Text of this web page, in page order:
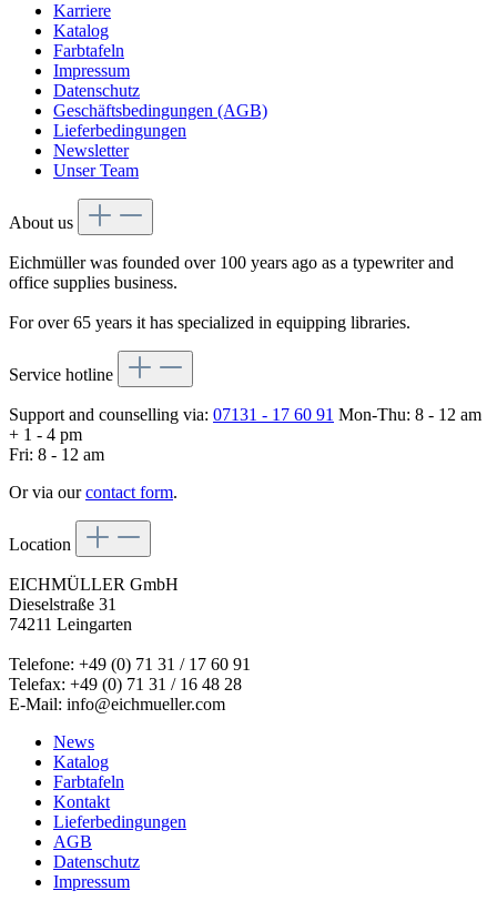
Karriere
Katalog
Farbtafeln
Impressum
Datenschutz
Geschäftsbedingungen (AGB)
Lieferbedingungen
Newsletter
Unser Team
About us
Eichmüller was founded over 100 years ago as a typewriter and
office supplies business.
For over 65 years it has specialized in equipping libraries.
Service hotline
Support and counselling via: 07131 - 17 60 91 Mon-Thu: 8 - 12 am
+ 1 - 4 pm
Fri: 8 - 12 am
Or via ourcontact form.
Location
EICHMÜLLER GmbH
Dieselstraße 31
74211 Leingarten
Telefone: +49 (0) 71 31 / 17 60 91
Telefax: +49 (0) 71 31 / 16 48 28
E-Mail: info@eichmueller.com
News
Katalog
Farbtafeln
Kontakt
Lieferbedingungen
AGB
Datenschutz
Impressum